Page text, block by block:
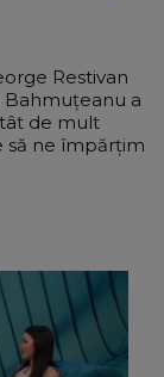
Restivan
Bahmuțeanu a
de mult
să ne împărțim